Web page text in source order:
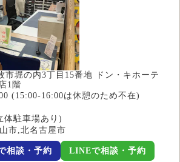
市堀の内3丁目15番地 ドン・キホーテ
1階
(15:00-16:00は休憩のため不在)
体駐車場あり)
市,北名古屋市
相談・予約 LINEで相談・予約